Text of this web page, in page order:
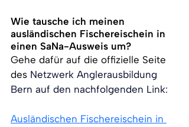
Wie tausche ich meinen
ausländischen Fischereischein in
einen SaNa-Ausweis um?
Gehe dafür auf die offizielle Seite
des Netzwerk Anglerausbildung
Bern auf den nachfolgenden Link:
Ausländischen Fischereischein in